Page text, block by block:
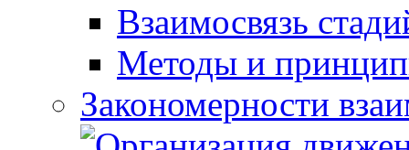
Взаимосвязь
Методы и
Закономерности